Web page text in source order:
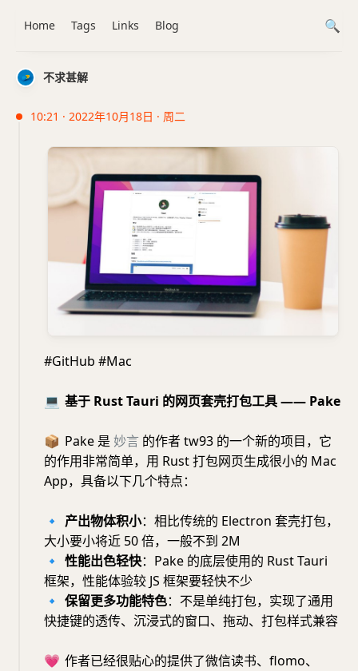
不求甚解
10:21 · 2022年10月18日 · 周二
#GitHub #Mac
💻 基于 Rust Tauri 的网页套壳打包工具 —— Pake
📦 Pake 是 妙言 的作者 tw93 的一个新的项目，它
的作用非常简单，用 Rust 打包网页生成很小的 Mac
App，具备以下几个特点：
🔹 产出物体积小：相比传统的 Electron 套壳打包，
大小要小将近 50 倍，一般不到 2M
🔹 性能出色轻快：Pake 的底层使用的 Rust Tauri
框架，性能体验较 JS 框架要轻快不少
🔹 保留更多功能特色：不是单纯打包，实现了通用
快捷键的透传、沉浸式的窗口、拖动、打包样式兼容
💗 作者已经很贴心的提供了微信读书、flomo、
Home Tags Links Blog